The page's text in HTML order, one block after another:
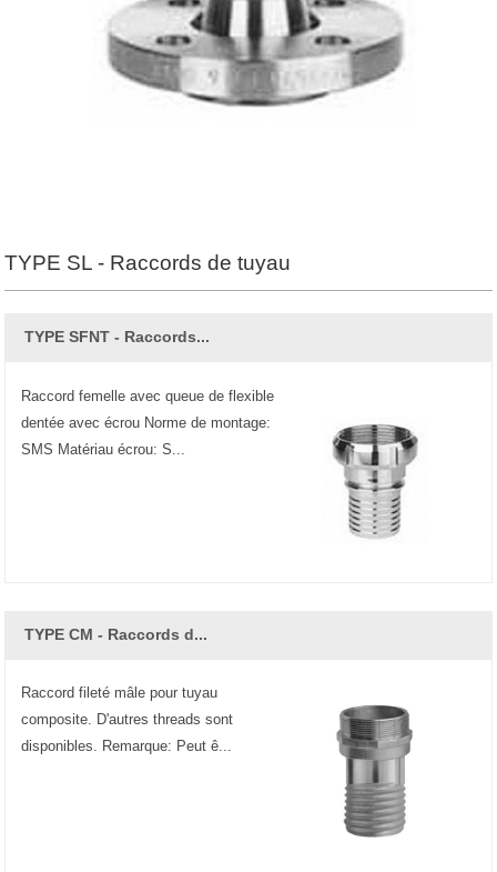
TYPE SL - Raccords de tuyau
TYPE SFNT - Raccords...
Raccord femelle avec queue de flexible
dentée avec écrou Norme de montage:
SMS Matériau écrou: S...
TYPE CM - Raccords d...
Raccord fileté mâle pour tuyau
composite. D'autres threads sont
disponibles. Remarque: Peut ê...